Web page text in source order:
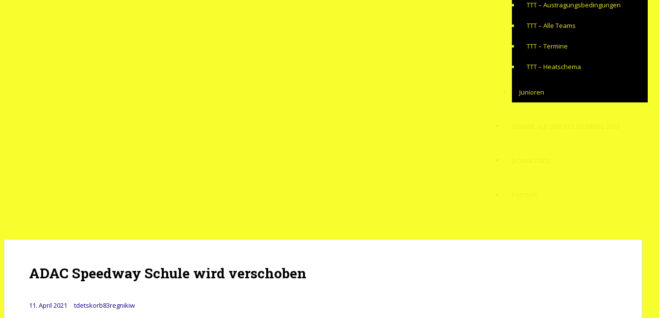
TTT – Austragungsbedingungen
TTT – Alle Teams
TTT – Termine
TTT – Heatschema
Junioren
ADAC Speedway Schule wird verschoben
11. April 2021 tdetskorb83regnikiw